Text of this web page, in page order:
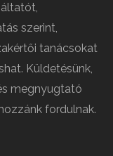
szerint,
tanácsokat
Küldetésünk,
megnyugtató
fordulnak.